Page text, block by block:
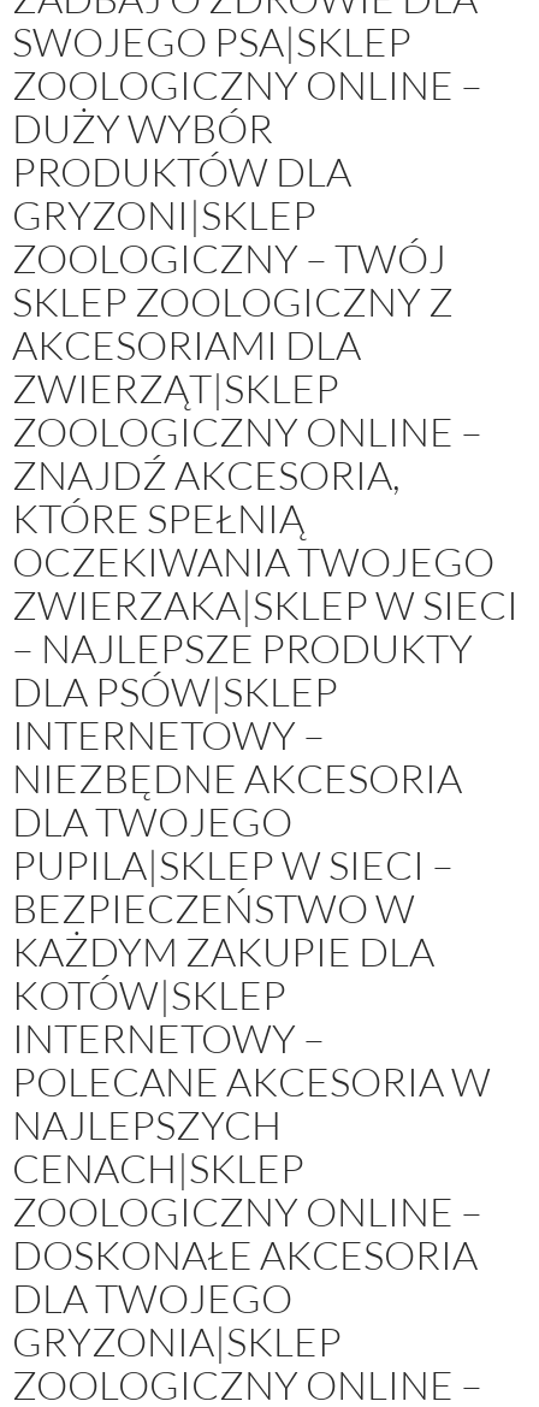
SWOJEGO PSA|SKLEP
ZOOLOGICZNY ONLINE –
DUŻY WYBÓR
PRODUKTÓW DLA
GRYZONI|SKLEP
ZOOLOGICZNY – TWÓJ
SKLEP ZOOLOGICZNY Z
AKCESORIAMI DLA
ZWIERZĄT|SKLEP
ZOOLOGICZNY ONLINE –
ZNAJDŹ AKCESORIA,
KTÓRE SPEŁNIĄ
OCZEKIWANIA TWOJEGO
ZWIERZAKA|SKLEP W SIECI
– NAJLEPSZE PRODUKTY
DLA PSÓW|SKLEP
INTERNETOWY –
NIEZBĘDNE AKCESORIA
DLA TWOJEGO
PUPILA|SKLEP W SIECI –
BEZPIECZEŃSTWO W
KAŻDYM ZAKUPIE DLA
KOTÓW|SKLEP
INTERNETOWY –
POLECANE AKCESORIA W
NAJLEPSZYCH
CENACH|SKLEP
ZOOLOGICZNY ONLINE –
DOSKONAŁE AKCESORIA
DLA TWOJEGO
GRYZONIA|SKLEP
ZOOLOGICZNY ONLINE –